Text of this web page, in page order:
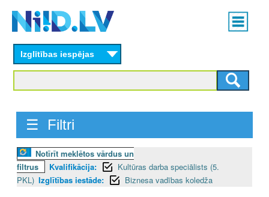
content
Main
menu
Izglītības iespējas
☰ Filtri
Notīrīt meklētos vārdus un
filtrus
Kvalifikācija:
Kultūras darba speciālists (5.
PKL) Izglītības iestāde: Biznesa vadības koledža